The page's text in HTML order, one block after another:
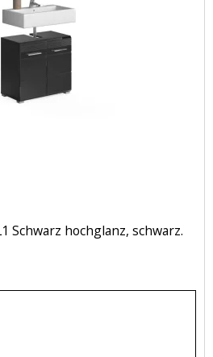
Schwarz hochglanz, schwarz.